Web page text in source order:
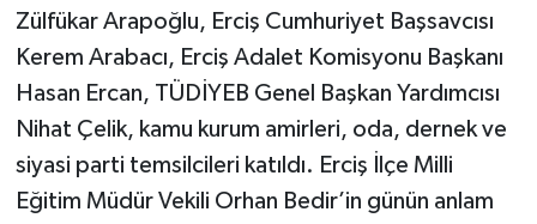
Zülfükar Arapoğlu, Erciş Cumhuriyet Başsavcısı
Kerem Arabacı, Erciş Adalet Komisyonu Başkanı
Hasan Ercan, TÜDİYEB Genel Başkan Yardımcısı
Nihat Çelik, kamu kurum amirleri, oda, dernek ve
siyasi parti temsilcileri katıldı. Erciş İlçe Milli
Eğitim Müdür Vekili Orhan Bedir’in günün anlam